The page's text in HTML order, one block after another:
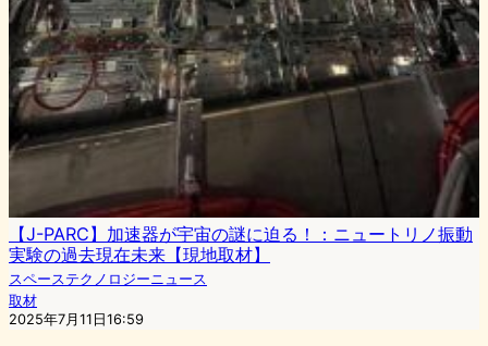
【J-PARC】加速器が宇宙の謎に迫る！：ニュートリノ振動
実験の過去現在未来【現地取材】
スペーステクノロジーニュース
取材
2025年7月11日16:59